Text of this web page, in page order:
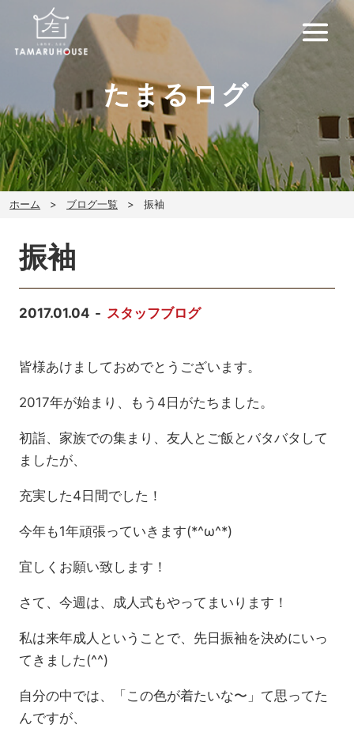
たまるログ
ホーム ブログ一覧 振袖
振袖
2017.01.04 スタッフブログ
皆様あけましておめでとうございます。
2017年が始まり、もう4日がたちました。
初詣、家族での集まり、友人とご飯とバタバタして
ましたが、
充実した4日間でした！
今年も1年頑張っていきます(*^ω^*)
宜しくお願い致します！
さて、今週は、成人式もやってまいります！
私は来年成人ということで、先日振袖を決めにいっ
てきました(^^)
自分の中では、「この色が着たいな〜」て思ってた
んですが、